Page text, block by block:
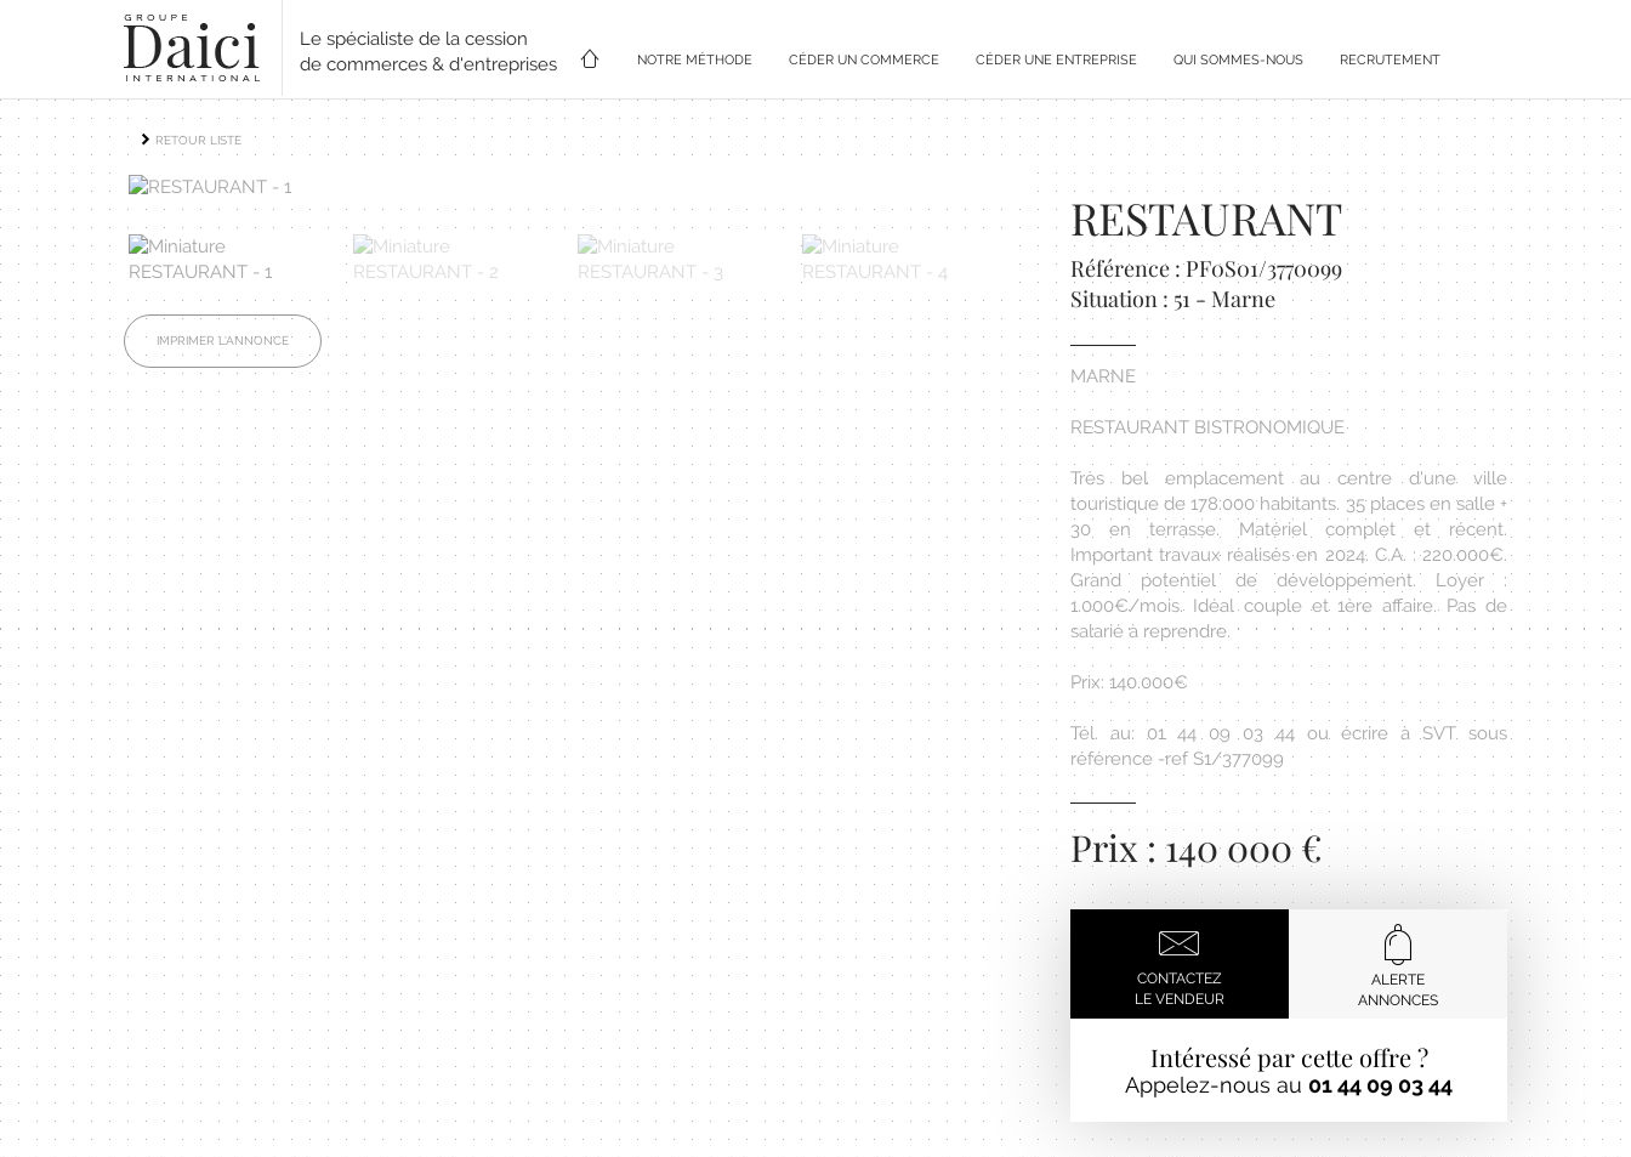
Le spécialiste de la cession
de commerces & d'entreprises
NOTRE MÉTHODE CÉDER UN COMMERCE CÉDER UNE ENTREPRISE QUI SOMMES-NOUS RECRUTEMENT
RETOUR LISTE
IMPRIMER L'ANNONCE
RESTAURANT
Référence : PF0S01/3770099
Situation : 51 - Marne
MARNE
RESTAURANT BISTRONOMIQUE
Très bel emplacement au centre d'une ville
touristique de 178.000 habitants. 35 places en salle +
30 en terrasse. Matériel complet et récent.
Important travaux réalisés en 2024. C.A. : 220.000€.
Grand potentiel de développement. Loyer :
1.000€/mois. Idéal couple et 1ère affaire. Pas de
salarié à reprendre.
Prix: 140.000€
Tél. au: 01 44 09 03 44 ou écrire à SVT sous
référence -ref S1/377099
Prix : 140 000 €
CONTACTEZ
LE VENDEUR
ALERTE
ANNONCES
Intéressé par cette offre ?
Appelez-nous au 01 44 09 03 44